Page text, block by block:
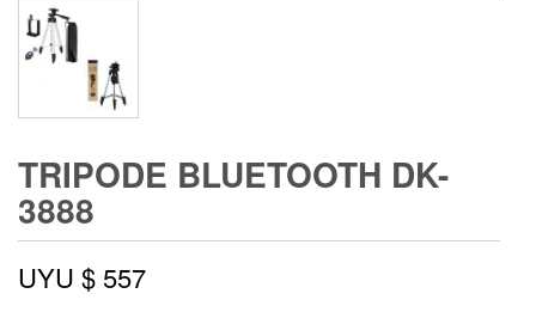
TRIPODE BLUETOOTH DK-
3888
UYU $ 557